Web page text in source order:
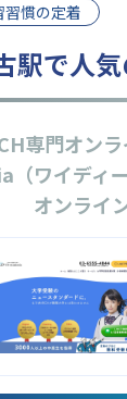
習慣の定着
駅で人
専門オン
ワイディー
オンライ